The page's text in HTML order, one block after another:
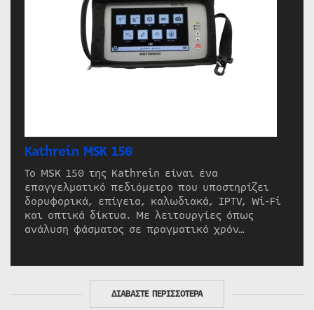
Kathrein MSK 150
Το MSK 150 της Kathrein είναι ένα
επαγγελματικό πεδιόμετρο που υποστηρίζει
δορυφορικά, επίγεια, καλωδιακά, IPTV, Wi-Fi
και οπτικά δίκτυα. Με λειτουργίες όπως
ανάλυση φάσματος σε πραγματικό χρόν…
ΔΙΑΒΑΣΤΕ ΠΕΡΙΣΣΟΤΕΡΑ